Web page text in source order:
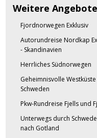
Weitere Angebote
Fjordnorwegen Exklusiv
Autorundreise Nordkap
- Skandinavien
Herrliches Südnorwegen
Geheimnisvolle Westküste
Schweden
Pkw-Rundreise Fjells und
Unterwegs durch
nach Gotland